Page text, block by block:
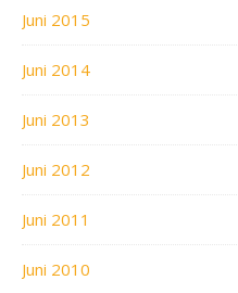
Juni 2015
Juni 2014
Juni 2013
Juni 2012
Juni 2011
Juni 2010